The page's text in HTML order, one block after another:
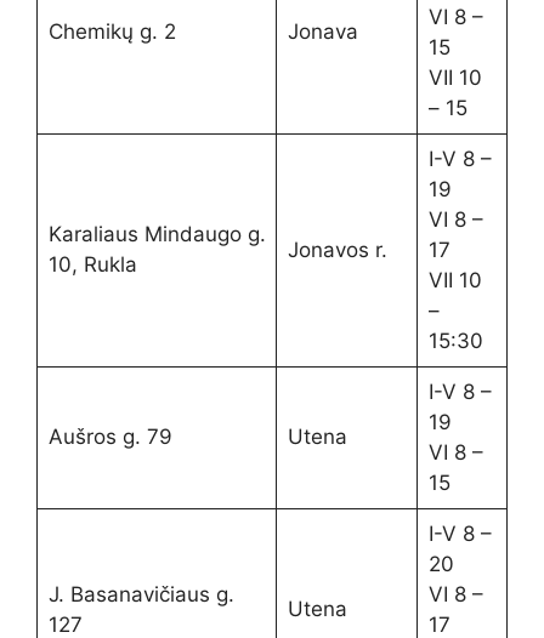
Chemikų g. 2 Jonava
VI 8 –
15
VII 10
– 15
Karaliaus Mindaugo g.
10, Rukla
Jonavos r.
I-V 8 –
19
VI 8 –
17
VII 10
–
15:30
Aušros g. 79 Utena
I-V 8 –
19
VI 8 –
15
J. Basanavičiaus g.
127
Utena
I-V 8 –
20
VI 8 –
17